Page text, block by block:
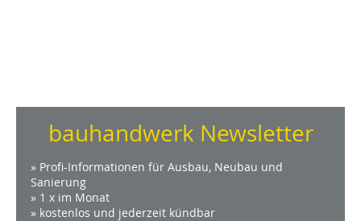
bauhandwerk Newsletter
» Profi-Informationen für Ausbau, Neubau und
Sanierung
» 1 x im Monat
» kostenlos und jederzeit kündbar